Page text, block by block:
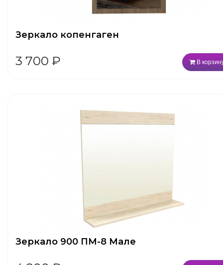
Зеркало копенгаген
3 700 ₽ В
Зеркало 900 ПМ-8 Мале